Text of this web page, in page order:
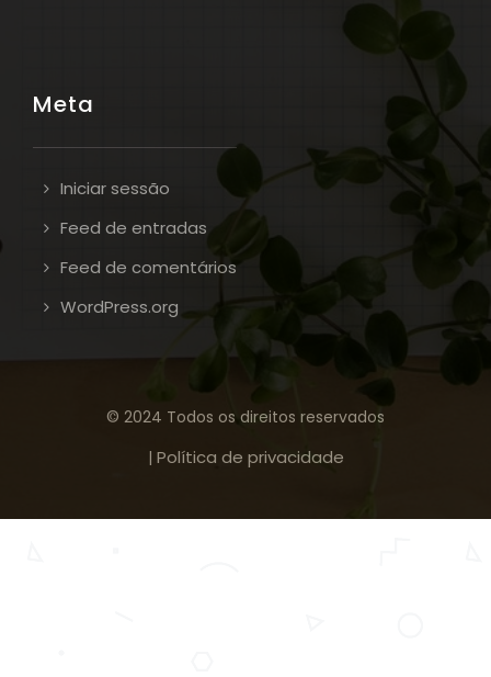
Meta
Iniciar sessão
Feed de entradas
Feed de comentários
WordPress.org
© 2024 Todos os direitos reservados
| Política de privacidade